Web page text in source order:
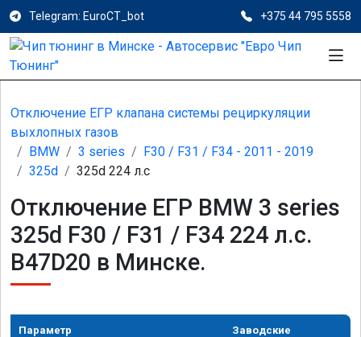
Telegram: EuroCT_bot +375 44 795 5558
Отключение ЕГР клапана системы рециркуляции
выхлопных газов
BMW
3 series
F30 / F31 / F34 - 2011 - 2019
325d
325d 224 л.с
Отключение ЕГР BMW 3 series
325d F30 / F31 / F34 224 л.с.
B47D20 в Минске.
Параметр Заводские